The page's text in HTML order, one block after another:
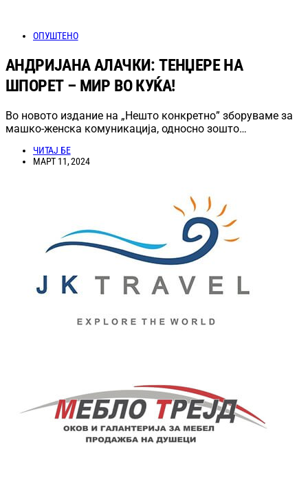
ОПУШТЕНО
АНДРИЈАНА АЛАЧКИ: ТЕНЏЕРЕ НА
ШПОРЕТ – МИР ВО КУЌА!
Во новото издание на „Нешто конкретно” зборуваме за
машко-женска комуникација, односно зошто…
ЧИТАЈ БЕ
МАРТ 11, 2024